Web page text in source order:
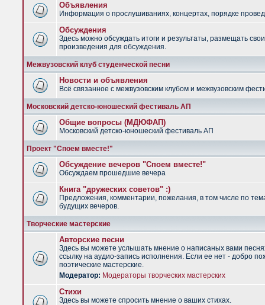
Объявления
Информация о прослушиваниях, концертах, порядке
Обсуждения
Здесь можно обсуждать итоги и результаты, размещать
произведения для обсуждения.
Межвузовский клуб студенческой песни
Новости и объявления
Всё связанное с межвузовским клубом и межвузовским
Московский детско-юношеский фестиваль АП
Общие вопросы (МДЮФАП)
Московский детско-юношеский фестиваль АП
Проект "Споем вместе!"
Обсуждение вечеров "Споем вместе!"
Обсуждаем прошедшие вечера
Книга "дружеских советов" :)
Предложения, комментарии, пожелания, в том числе по
будущих вечеров.
Творческие мастерские
Авторские песни
Здесь вы можете услышать мнение о написаных вами
ссылку на аудио-запись исполнения. Если ее нет - добро
поэтические мастерские.
Модератор: Модераторы творческих мастерских
Стихи
Здесь вы можете спросить мнение о ваших стихах.